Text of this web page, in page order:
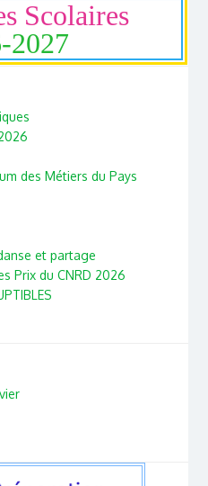
Scolaires
2027
des Métiers du Pays
et partage
Prix du CNRD 2026